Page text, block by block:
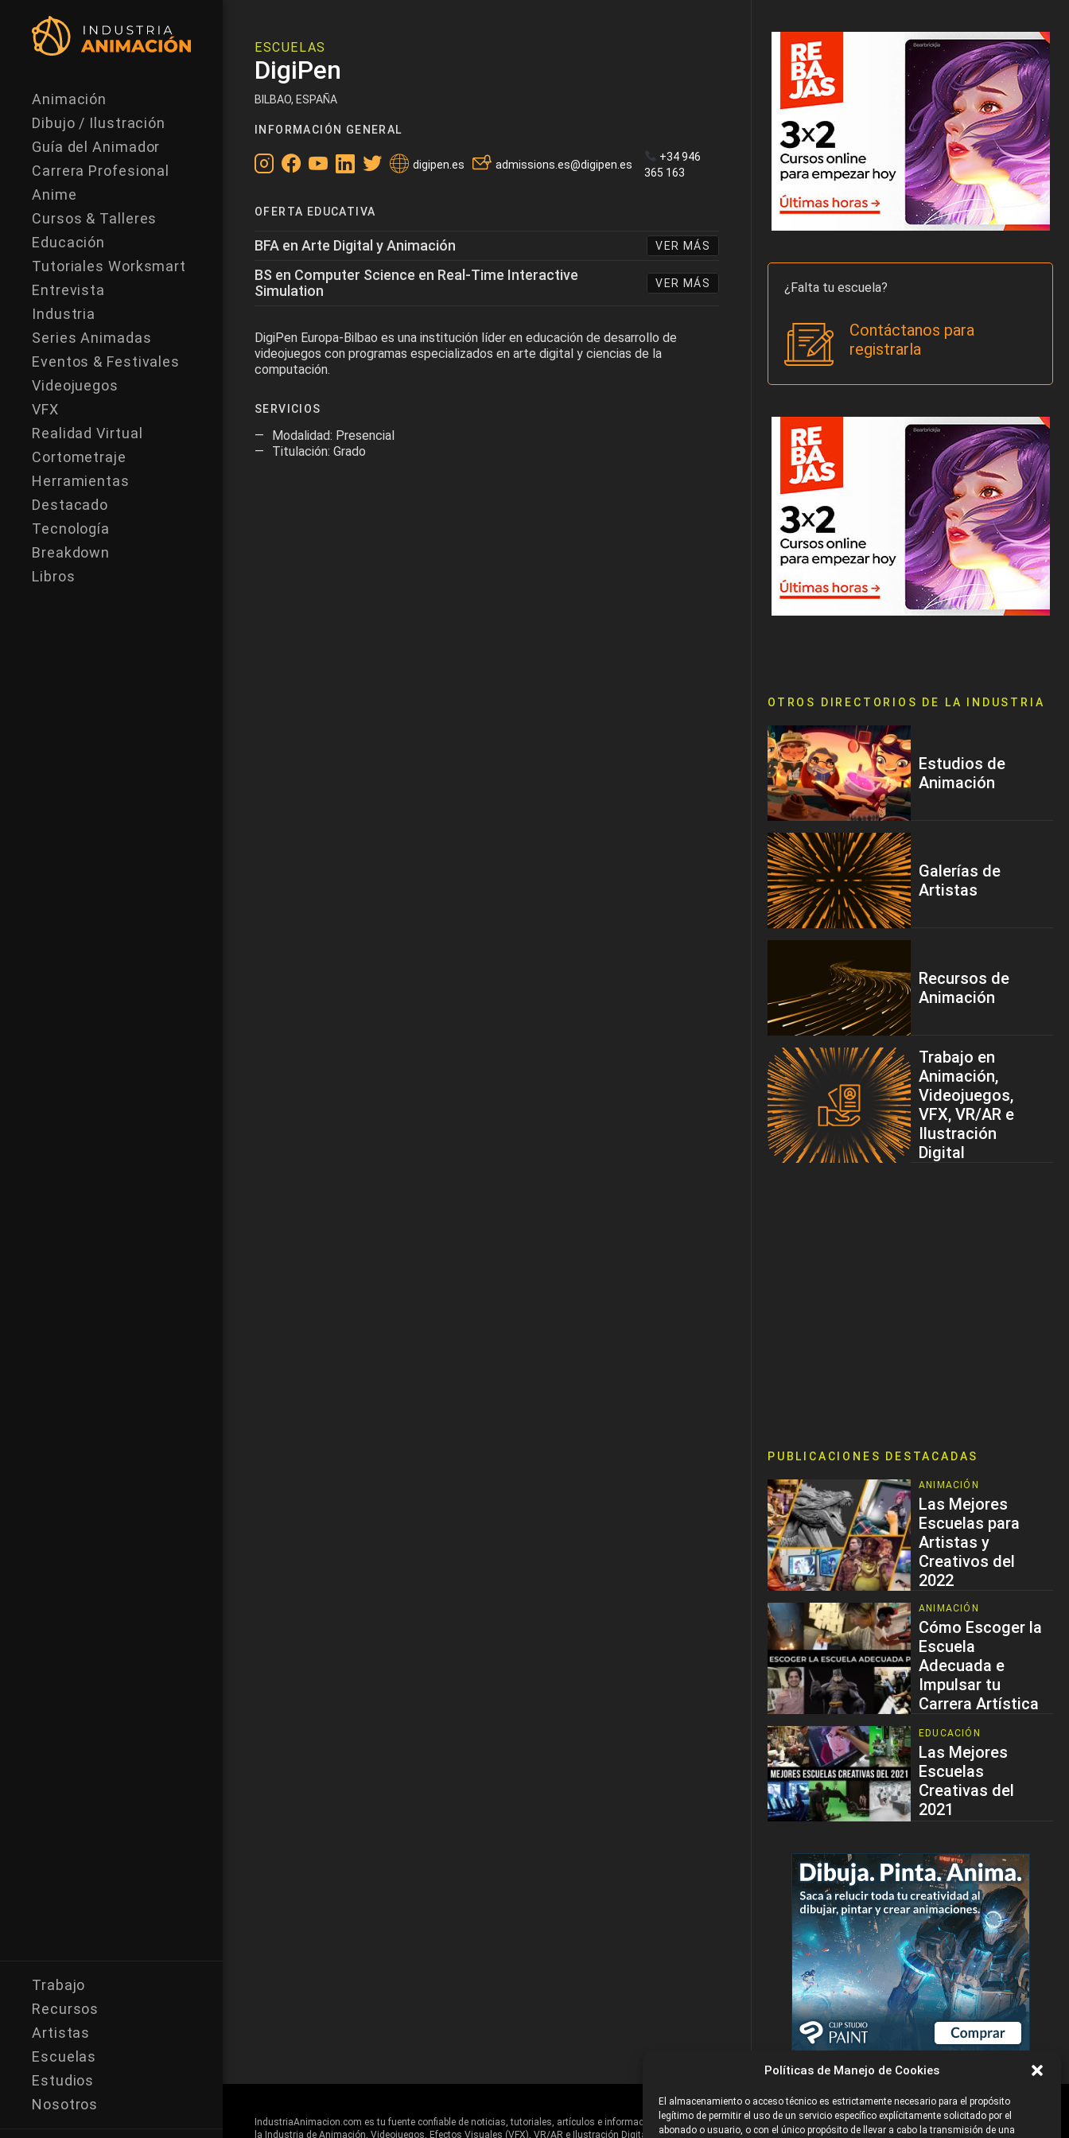
Políticas de Manejo de Cookies
El almacenamiento o acceso técnico es estrictamente necesario para el propósito
legítimo de permitir el uso de un servicio específico explícitamente solicitado por el
abonado o usuario, o con el único propósito de llevar a cabo la transmisión de una
Animación
Dibujo / Ilustración
Guía del Animador
Carrera Profesional
Anime
Cursos & Talleres
Educación
Tutoriales Worksmart
Entrevista
Industria
Series Animadas
Eventos & Festivales
Videojuegos
VFX
Realidad Virtual
Cortometraje
Herramientas
Destacado
Tecnología
Breakdown
Libros
Trabajo
Recursos
Artistas
Escuelas
Estudios
Nosotros
ESCUELAS
DigiPen
BILBAO, ESPAÑA
INFORMACIÓN GENERAL
digipen.es admissions.es@digipen.es
+34 946
365 163
OFERTA EDUCATIVA
BFA en Arte Digital y Animación VER MÁS
BS en Computer Science en Real-Time Interactive
Simulation
VER MÁS
DigiPen Europa-Bilbao es una institución líder en educación de desarrollo de
videojuegos con programas especializados en arte digital y ciencias de la
computación.
SERVICIOS
Modalidad: Presencial
Titulación: Grado
¿Falta tu escuela?
Contáctanos para
registrarla
OTROS DIRECTORIOS DE LA INDUSTRIA
Estudios de
Animación
Galerías de
Artistas
Recursos de
Animación
Trabajo en
Animación,
Videojuegos,
VFX, VR/AR e
Ilustración
Digital
PUBLICACIONES DESTACADAS
ANIMACIÓN
Las Mejores
Escuelas para
Artistas y
Creativos del
2022
ANIMACIÓN
Cómo Escoger la
Escuela
Adecuada e
Impulsar tu
Carrera Artística
EDUCACIÓN
Las Mejores
Escuelas
Creativas del
2021
IndustriaAnimacion.com es tu fuente confiable de noticias, tutoriales, artículos e información en general de
la Industria de Animación, Videojuegos, Efectos Visuales (VFX), VR/AR e Ilustración Digital.
©2026 Industria Networks